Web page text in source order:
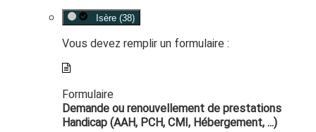
Isère (38)
Vous devez remplir un formulaire :
Formulaire
Demande ou renouvellement de prestations
Handicap (AAH, PCH, CMI, Hébergement, ...)